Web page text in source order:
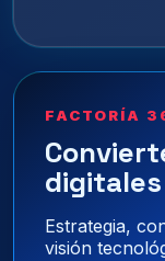
FACTORÍA
Estrategia,
visión